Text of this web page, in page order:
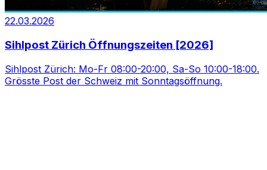
22.03.2026
Sihlpost Zürich Öffnungszeiten [2026]
Sihlpost Zürich: Mo-Fr 08:00-20:00, Sa-So 10:00-18:00.
Grösste Post der Schweiz mit Sonntagsöffnung.